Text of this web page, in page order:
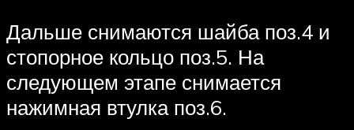
Дальше снимаются шайба поз.4 и
стопорное кольцо поз.5. На
следующем этапе снимается
нажимная втулка поз.6.